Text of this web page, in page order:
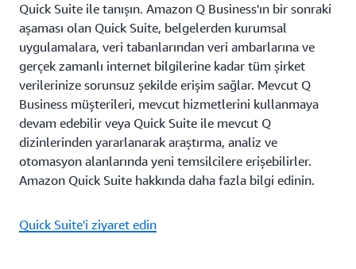
Quick Suite ile tanışın. Amazon Q Business'ın bir sonraki
aşaması olan Quick Suite, belgelerden kurumsal
uygulamalara, veri tabanlarından veri ambarlarına ve
gerçek zamanlı internet bilgilerine kadar tüm şirket
verilerinize sorunsuz şekilde erişim sağlar. Mevcut Q
Business müşterileri, mevcut hizmetlerini kullanmaya
devam edebilir veya Quick Suite ile mevcut Q
dizinlerinden yararlanarak araştırma, analiz ve
otomasyon alanlarında yeni temsilcilere erişebilirler.
Amazon Quick Suite hakkında daha fazla bilgi edinin.
Quick Suite'i ziyaret edin